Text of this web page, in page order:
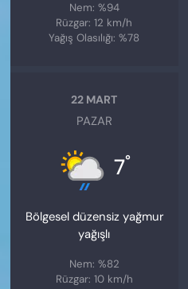
Nem: %94
Rüzgar: 12 km/h
Yağış Olasılığı: %78
22 MART
PAZAR
7°
Bölgesel düzensiz yağmur
yağışlı
Nem: %82
Rüzgar: 10 km/h